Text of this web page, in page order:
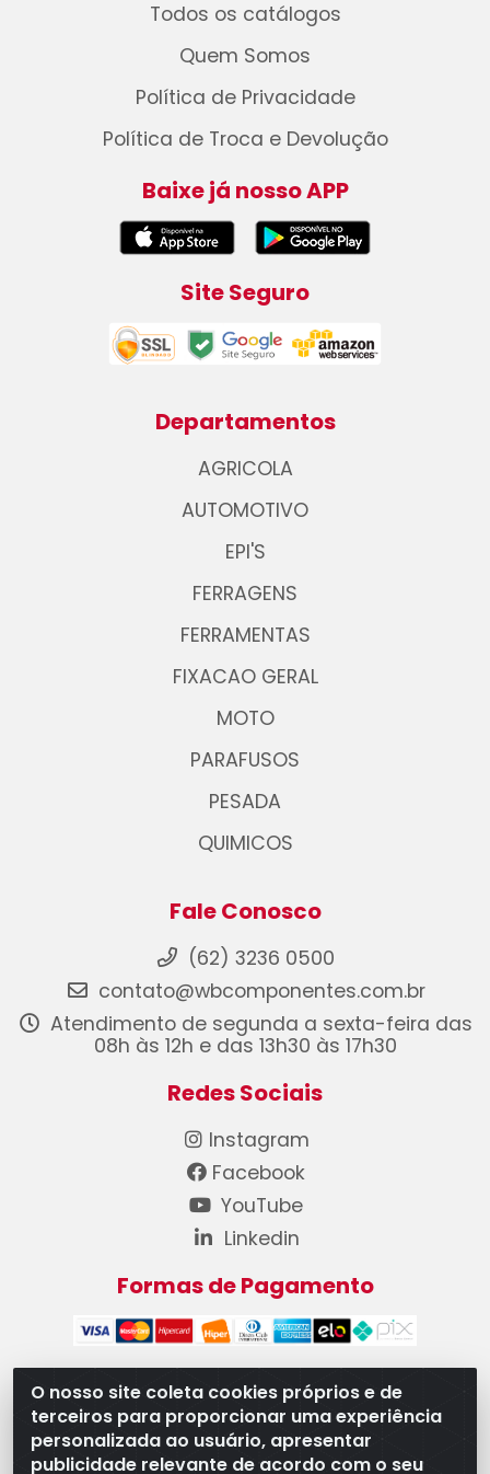
O nosso site coleta cookies próprios e de
terceiros para proporcionar uma experiência
personalizada ao usuário, apresentar
publicidade relevante de acordo com o seu
Todos os catálogos
Quem Somos
Política de Privacidade
Política de Troca e Devolução
Baixe já nosso APP
Site Seguro
Departamentos
AGRICOLA
AUTOMOTIVO
EPI'S
FERRAGENS
FERRAMENTAS
FIXACAO GERAL
MOTO
PARAFUSOS
PESADA
QUIMICOS
Fale Conosco
(62) 3236 0500
contato@wbcomponentes.com.br
Atendimento de segunda a sexta-feira das
08h às 12h e das 13h30 às 17h30
Redes Sociais
Instagram
Facebook
YouTube
Linkedin
Formas de Pagamento
WB Componentes Automotivos LTDA - CNPJ
08.528.393/0001-12 - Rua do Níquel, 667 - Parque
Oeste Industrial, Goiânia/GO - CEP 74375-660